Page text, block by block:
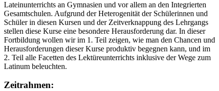
Lateinunterrichts an Gymnasien und vor allem an den Integrierten
Gesamtschulen. Aufgrund der Heterogenität der Schülerinnen und
Schüler in diesen Kursen und der Zeitverknappung des Lehrgangs
stellen diese Kurse eine besondere Herausforderung dar. In dieser
Fortbildung wollen wir im 1. Teil zeigen, wie man den Chancen und
Herausforderungen dieser Kurse produktiv begegnen kann, und im
2. Teil alle Facetten des Lektüreunterrichts inklusive der Wege zum
Latinum beleuchten.
Zeitrahmen: